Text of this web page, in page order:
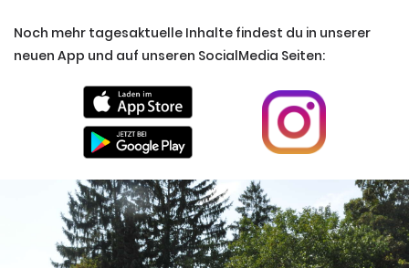
Noch mehr tagesaktuelle Inhalte findest du in unserer
neuen App und auf unseren SocialMedia Seiten: